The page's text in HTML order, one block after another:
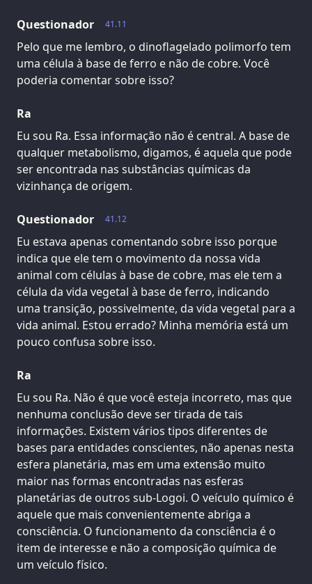
41.11
Questionador
Pelo que me lembro, o dinoflagelado polimorfo tem
uma célula à base de ferro e não de cobre. Você
poderia comentar sobre isso?
Ra
Eu sou Ra. Essa informação não é central. A base de
qualquer metabolismo, digamos, é aquela que pode
ser encontrada nas substâncias químicas da
vizinhança de origem.
41.12
Questionador
Eu estava apenas comentando sobre isso porque
indica que ele tem o movimento da nossa vida
animal com células à base de cobre, mas ele tem a
célula da vida vegetal à base de ferro, indicando
uma transição, possivelmente, da vida vegetal para a
vida animal. Estou errado? Minha memória está um
pouco confusa sobre isso.
Ra
Eu sou Ra. Não é que você esteja incorreto, mas que
nenhuma conclusão deve ser tirada de tais
informações. Existem vários tipos diferentes de
bases para entidades conscientes, não apenas nesta
esfera planetária, mas em uma extensão muito
maior nas formas encontradas nas esferas
planetárias de outros sub-Logoi. O veículo químico é
aquele que mais convenientemente abriga a
consciência. O funcionamento da consciência é o
item de interesse e não a composição química de
um veículo físico.